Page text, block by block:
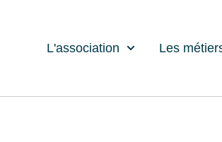
L'association Les